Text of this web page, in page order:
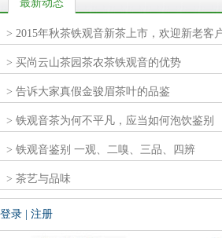
最新动态
> 2015年秋茶铁观音新茶上市，欢迎新老客
> 买尚云山茶园茶农茶铁观音的优势
> 告诉大家真假金骏眉茶叶的品鉴
> 铁观音茶为何不平凡，应当如何泡饮鉴别
> 铁观音鉴别 一观、二嗅、三品、四辨
> 茶艺与品味
登录 | 注册